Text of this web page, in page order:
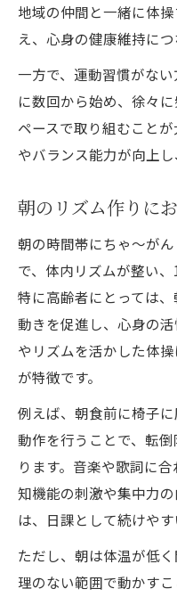
地域の仲間と一緒に体
え、心身の健康維持につ
一方で、運動習慣がな
に数回から始め、徐々
ペースで取り組むこと
やバランス能力が向上し
朝のリズム作りに
朝の時間帯にちゃ～が
で、体内リズムが整い、
特に高齢者にとっては
動きを促進し、心身の
やリズムを活かした体
が特徴です。
例えば、朝食前に椅子
動作を行うことで、転
ります。音楽や歌詞に
知機能の刺激や集中力
は、日課として続けやす
ただし、朝は体温が低
理のない範囲で動かす